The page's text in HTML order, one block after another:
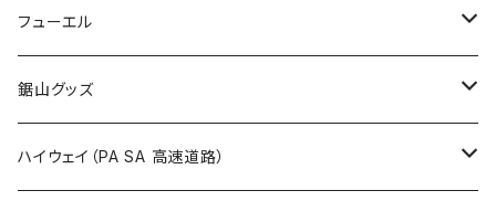
ROUTE 700～799号線
ROUTE 600～699号線
ROUTE 700～799号線
茨城県
栃木県
群馬県
撮影禁止
ホテルキーホルダー
たばこ・禁煙ステッカー
フューエル
ステッカー
鋸山グッズ
Tシャツ
ハイウェイ（PA SA 高速道路）